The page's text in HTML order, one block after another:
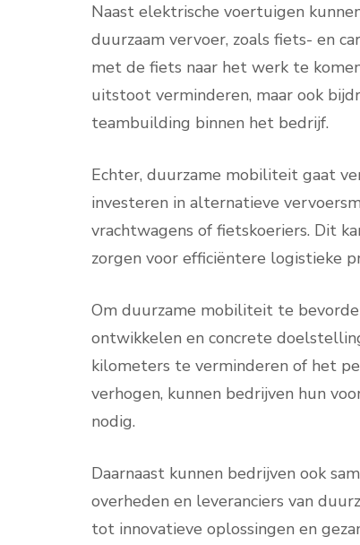
Naast elektrische voertuigen
duurzaam vervoer, zoals fiets- en
met de fiets naar het werk te
uitstoot verminderen, maar ook
teambuilding binnen het bedrijf.
Echter, duurzame mobiliteit gaat
investeren in alternatieve
vrachtwagens of fietskoeriers. Dit
zorgen voor efficiëntere logistieke
Om duurzame mobiliteit te
ontwikkelen en concrete
kilometers te verminderen of het
verhogen, kunnen bedrijven hun
nodig.
Daarnaast kunnen bedrijven ook
overheden en leveranciers van
tot innovatieve oplossingen en